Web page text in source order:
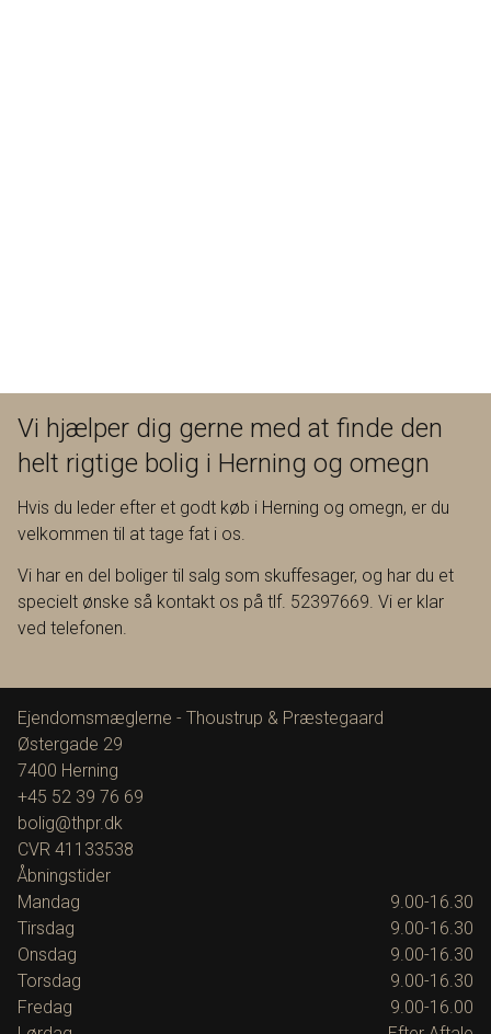
Vi hjælper dig gerne med at finde den
helt rigtige bolig i Herning og omegn
Hvis du leder efter et godt køb i Herning og omegn, er du
velkommen til at tage fat i os.
Vi har en del boliger til salg som skuffesager, og har du et
specielt ønske så kontakt os på tlf. 52397669. Vi er klar
ved telefonen.
Ejendomsmæglerne - Thoustrup & Præstegaard
Østergade 29
7400 Herning
+45 52 39 76 69
bolig@thpr.dk
CVR 41133538
Åbningstider
Mandag
9.00-16.30
Tirsdag
9.00-16.30
Onsdag
9.00-16.30
Torsdag
9.00-16.30
Fredag
9.00-16.00